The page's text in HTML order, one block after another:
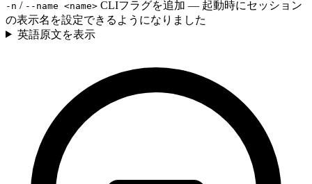
-n / --name <name> CLIフラグを追加 — 起動時にセッション
の表示名を設定できるようになりました
英語原文を表示